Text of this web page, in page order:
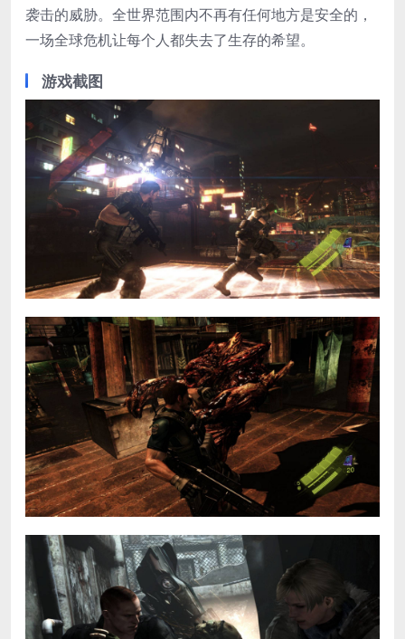
袭击的威胁。全世界范围内不再有任何地方是安全的，
一场全球危机让每个人都失去了生存的希望。
游戏截图